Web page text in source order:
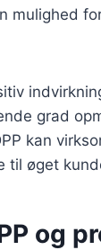
mulighed
grad
kan
til øget
og